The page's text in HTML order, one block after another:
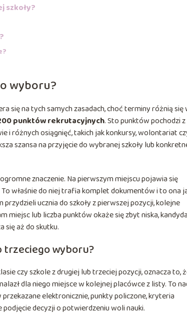
szkoły?
wyboru?
się na tych samych zasadach, choć terminy różnią się
punktów rekrutacyjnych. Sto punktów pochodzi z
i różnych osiągnięć, takich jak konkursy, wolontariat
szansa na przyjęcie do wybranej szkoły lub
znaczenie. Na pierwszym miejscu pojawia się
właśnie do niej trafia komplet dokumentów i to ona
ucznia do szkoły z pierwszej pozycji, kolejne
miejsc lub liczba punktów okaże się zbyt niska,
się aż do skutku.
trzeciego wyboru?
czy szkole z drugiej lub trzeciej pozycji, oznacza to,
dla niego miejsce w kolejnej placówce z listy. To
przekazane elektronicznie, punkty policzone, kryteria
decyzji o potwierdzeniu woli nauki.